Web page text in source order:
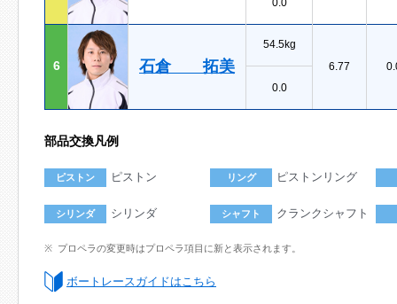
0.0
6 石倉 拓美
54.5kg
6.77
0.0
部品交換凡例
ピストン ピストン リング ピストンリング
シリンダ シリンダ シャフト クランクシャフト
プロペラの変更時はプロペラ項目に新と表示されます。
ボートレースガイドはこちら